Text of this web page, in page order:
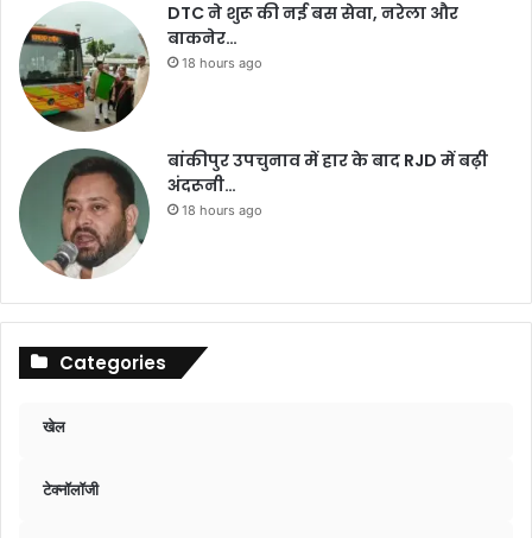
DTC ने शुरू की नई बस सेवा, नरेला और
बाकनेर…
18 hours ago
बांकीपुर उपचुनाव में हार के बाद RJD में बढ़ी
अंदरूनी…
18 hours ago
Categories
खेल
टेक्नॉलॉजी